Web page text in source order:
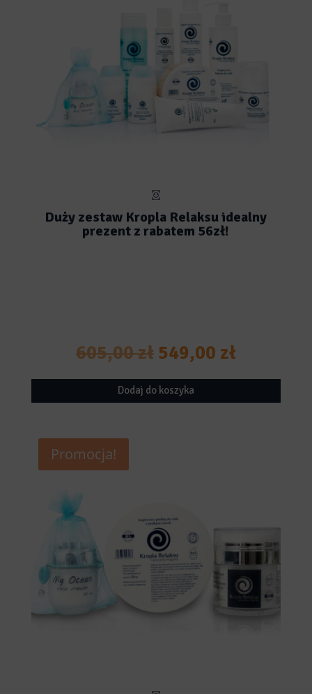
Duży zestaw Kropla Relaksu idealny
prezent z rabatem 56zł!
605,00zł Pierwotna
cena
549,00 złAktualna
cena
Dodaj do koszyka
Promocja!